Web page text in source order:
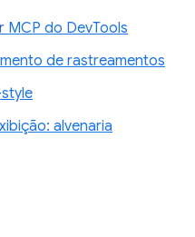
MCP do DevTools
de rastreamentos
alvenaria